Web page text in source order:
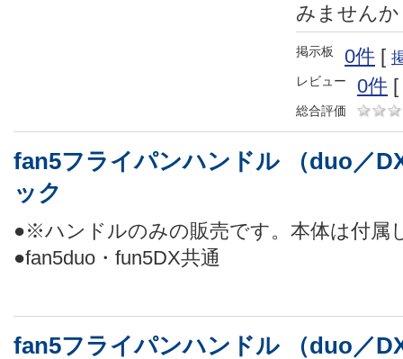
みませんか
掲示板 0件 [
レビュー 0件 [
総合評価
fan5フライパンハンドル （duo／
ック
●※ハンドルのみの販売です。本体は付属
●fan5duo・fun5DX共通
fan5フライパンハンドル （duo／